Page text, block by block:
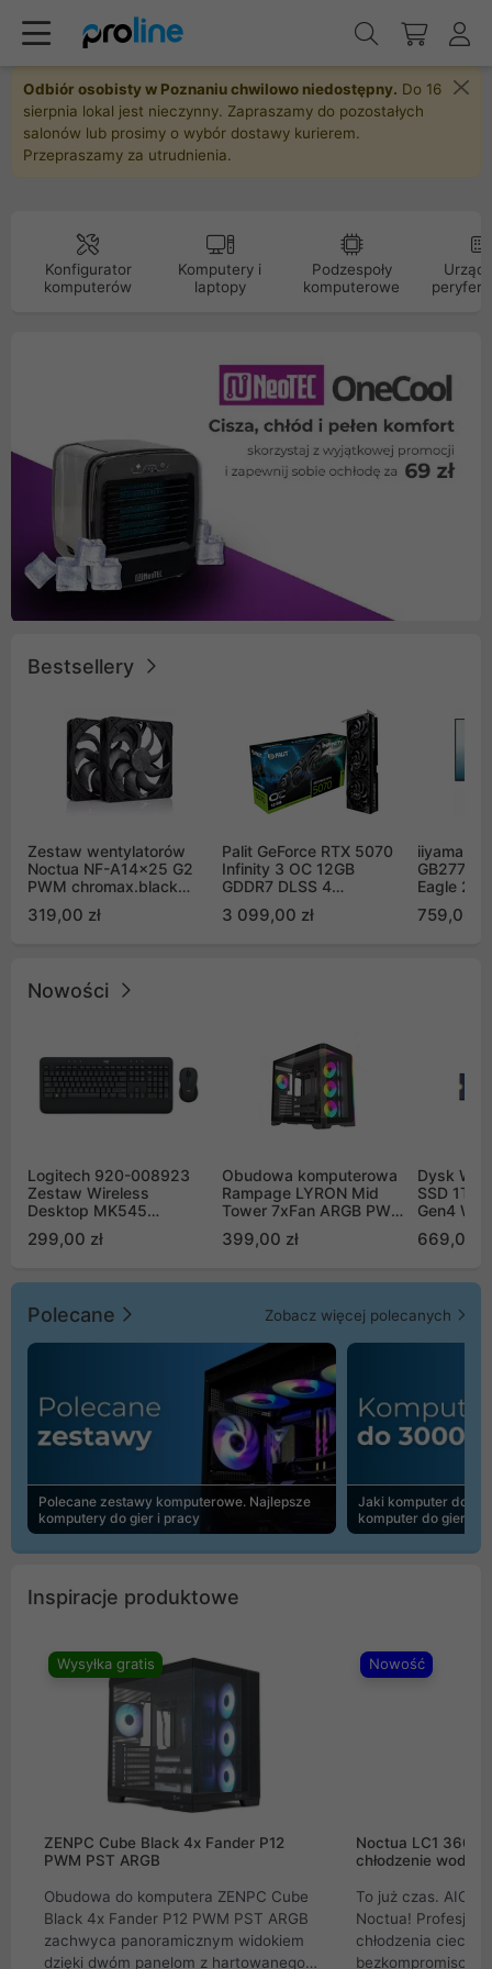
Odbiór osobisty w Poznaniu chwilowo niedostępny. Do 16
sierpnia lokal jest nieczynny. Zapraszamy do pozostałych
salonów lub prosimy o wybór dostawy kurierem.
Przepraszamy za utrudnienia.
Konfigurator
komputerów
Komputery i
laptopy
Podzespoły
komputerowe
Bestsellery
Zestaw wentylatorów
Noctua NF-A14x25 G2
PWM chromax.black
Push Pull (2szt)
319,00 zł
Palit GeForce RTX 5070
Infinity 3 OC 12GB
GDDR7 DLSS 4
GB2050S)
3 099,00 zł
iiyama G-
Eagle 27"
759,00 zł
Nowości
Logitech 920-008923
Zestaw Wireless
Desktop MK545
299,00 zł
Obudowa komputerowa
Rampage LYRON Mid
Tower 7xFan ARGB PWM
399,00 zł
Dysk WD
SSD 1TB
Gen4
669,00
Polecane Zobacz więcej polecanych
Polecane zestawy komputerowe. Najlepsze
komputery do gier i pracy
Jaki komputer do
komputer do gier |
Inspiracje produktowe
Wysyłka gratis
ZENPC Cube Black 4x Fander P12
PWM PST ARGB
Obudowa do komputera ZENPC Cube
Black 4x Fander P12 PWM PST ARGB
zachwyca panoramicznym widokiem
dzięki dwóm panelom z hartowanego
Nowość
Noctua LC1
chłodzenie wodne
To już czas. AIO
Noctua!
chłodzenia cieczą